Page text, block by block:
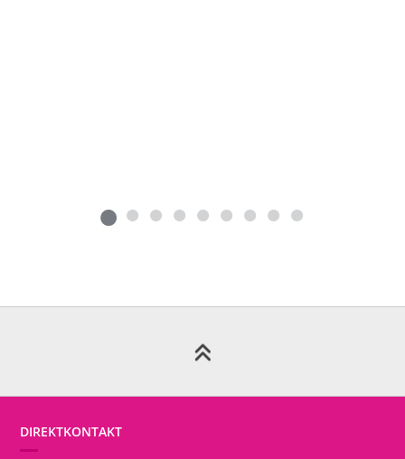
DIREKTKONTAKT